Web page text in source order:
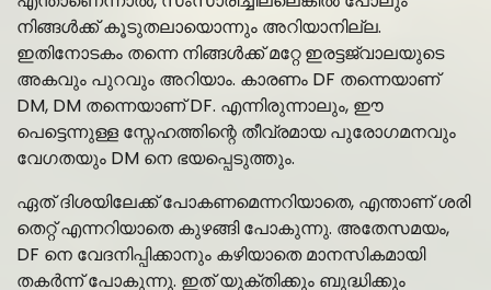
നിങ്ങൾക്ക് കൂടുതലായൊന്നും അറിയാനില്ല.
ഇതിനോടകം തന്നെ നിങ്ങൾക്ക് മറ്റേ ഇരട്ടജ്വാലയുടെ
അകവും പുറവും അറിയാം. കാരണം DF തന്നെയാണ്
DM, DM തന്നെയാണ് DF. എന്നിരുന്നാലും, ഈ
പെട്ടെന്നുള്ള സ്നേഹത്തിന്റെ തീവ്രമായ പുരോഗമനവും
വേഗതയും DM നെ ഭയപ്പെടുത്തും.
ഏത് ദിശയിലേക്ക് പോകണമെന്നറിയാതെ, എന്താണ് ശരി
തെറ്റ് എന്നറിയാതെ കുഴങ്ങി പോകുന്നു. അതേസമയം,
DF നെ വേദനിപ്പിക്കാനും കഴിയാതെ മാനസികമായി
തകർന്ന് പോകുന്നു. ഇത് യുക്തിക്കും ബുദ്ധിക്കും